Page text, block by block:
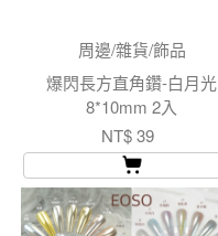
周邊/雜貨/飾品
爆閃長方直角鑽-白月光
8*10mm 2入
NT$ 39